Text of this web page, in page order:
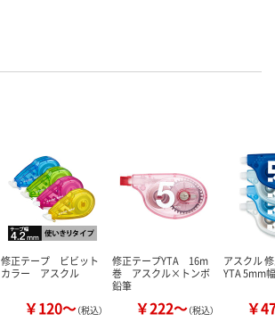
修正テープ ビビット
カラー アスクル
￥120～（税込）
修正テープYTA 16m
巻 アスクル×トンボ
鉛筆
￥222～（税込）
アスクル
YTA 5mm
￥